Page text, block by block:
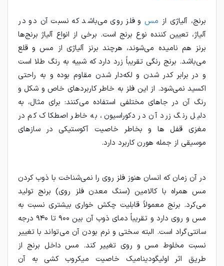
برنج، آلیاژی از مس و فلز روی می‌باشد که نسبت آن‌ دو در
آلیاژ، تعیین کننده نوع برنج است. برخی از انواع آلیاژ برنج‌ها
برنز هم نامیده می‌شوند، هرچند برنز آلیاژی از مس و قلع
می‌باشد. برنج رنگی تقریباً زرد دارد که شبیه به رنگ طلا است
و در برابر کدر شدن و لکه‌دار شدن مقاوم بوده و به راحتی
اکسید نمی‌شود. از این فلز به خاطر کاربردهای خاص و شکل و
رنگ آن در جاهای مختلفی استفاده می‌کنند: برای مثال، به
دلیل رنگ زرد آن در دکوراسیون، به خاطر اصطکاک کم در
مغزی قفل ها و بخاطر خاصیت آکوستیکی در سازهای
موسیقی از جمله هورن کاربرد دارد.
در آن زمان که انسان هنوز فلز روی را نمی‌شناخت با ذوب کردن
مس همراه با کالامین (سنگ معدن فلز روی) برنج تولید
می‌کرد. برنج معمولاً قابلیت چکش‌ خواری بیشتری نسبت به
مس و روی دارد و تقریباً دمای ذوب آن بین ۹۰۰ تا ۹۴۰ درجه
سانتی‌گراد است. البته سختی و نرم بودن آن می‌تواند با تغییر
نسبت مخلوط مس و روی تغییر کند. مس داخل برنج از
طریق اثر اولیگودینامیک خاصیت میکروب‌ کشی به آن